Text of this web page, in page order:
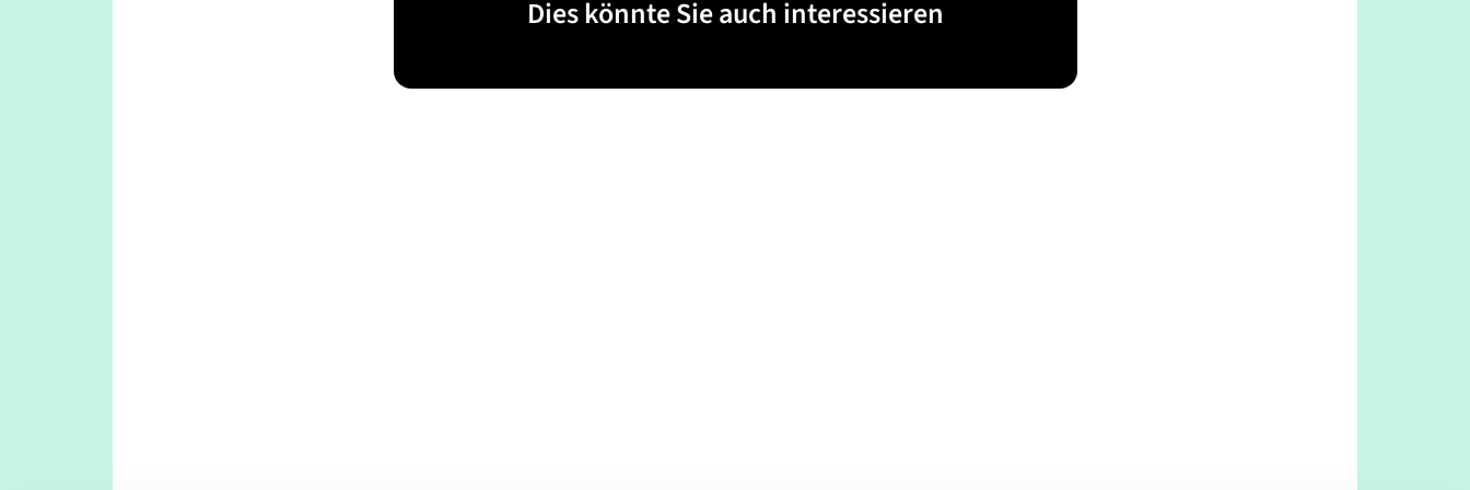
Dies könnte Sie auch interessieren